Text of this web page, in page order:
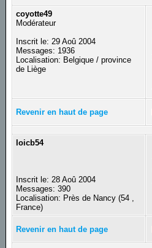
coyotte49
Modérateur
Inscrit le: 29 Aoû 2004
Messages: 1936
Localisation: Belgique / province
de Liège
Revenir en haut de page
loicb54
Inscrit le: 28 Aoû 2004
Messages: 390
Localisation: Près de Nancy (54 ,
France)
Revenir en haut de page